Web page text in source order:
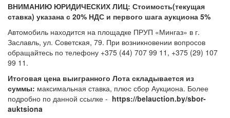
ВНИМАНИЮ ЮРИДИЧЕСКИХ ЛИЦ: Стоимость(текущая
ставка) указана с 20% НДС и первого шага аукциона 5%
Автомобиль находится на площадке ПРУП «Мингаз» в г.
Заславль, ул. Советская, 79. При возникновении вопросов
обращайтесь по телефону +375 (44) 707 99 11, +375 (29) 107
99 11.
Итоговая цена выигранного Лота складывается из
суммы: максимальная ставка, плюс сбор Аукциона. Более
подробно по данной ссылке - https://belauction.by/sbor-
auktsiona